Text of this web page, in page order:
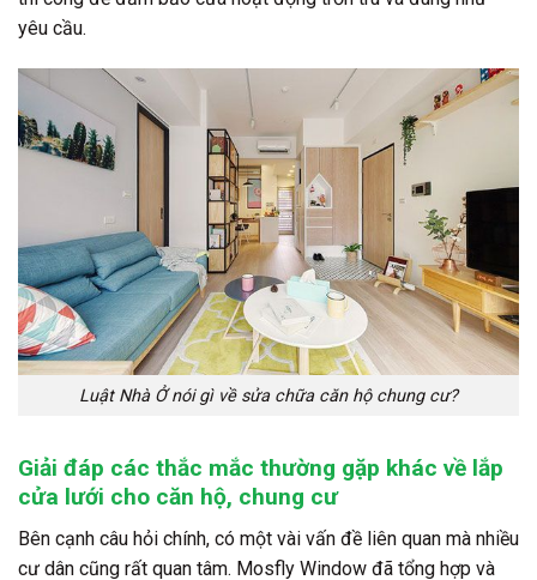
yêu cầu.
Luật Nhà Ở nói gì về sửa chữa căn hộ chung cư?
Giải đáp các thắc mắc thường gặp khác về lắp
cửa lưới cho căn hộ, chung cư
Bên cạnh câu hỏi chính, có một vài vấn đề liên quan mà nhiều
cư dân cũng rất quan tâm. Mosfly Window đã tổng hợp và